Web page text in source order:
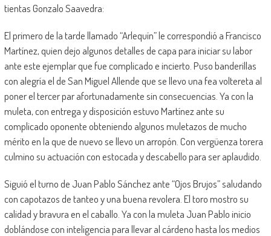
tientas Gonzalo Saavedra:
El primero de la tarde llamado “Arlequín” le correspondió a Francisco
Martínez, quien dejo algunos detalles de capa para iniciar su labor
ante este ejemplar que fue complicado e incierto. Puso banderillas
con alegría el de San Miguel Allende que se llevo una fea voltereta al
poner el tercer par afortunadamente sin consecuencias. Ya con la
muleta, con entrega y disposición estuvo Martínez ante su
complicado oponente obteniendo algunos muletazos de mucho
mérito en la que de nuevo se llevo un arropón. Con vergüenza torera
culmino su actuación con estocada y descabello para ser aplaudido.
Siguió el turno de Juan Pablo Sánchez ante “Ojos Brujos” saludando
con capotazos de tanteo y una buena revolera. El toro mostro su
calidad y bravura en el caballo. Ya con la muleta Juan Pablo inicio
doblándose con inteligencia para llevar al cárdeno hasta los medios